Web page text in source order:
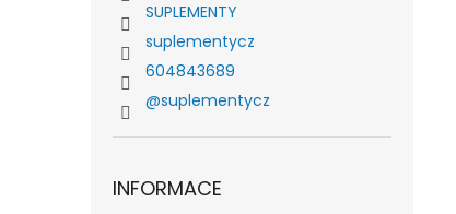
SUPLEMENTY
suplementycz
604843689
@suplementycz
INFORMACE